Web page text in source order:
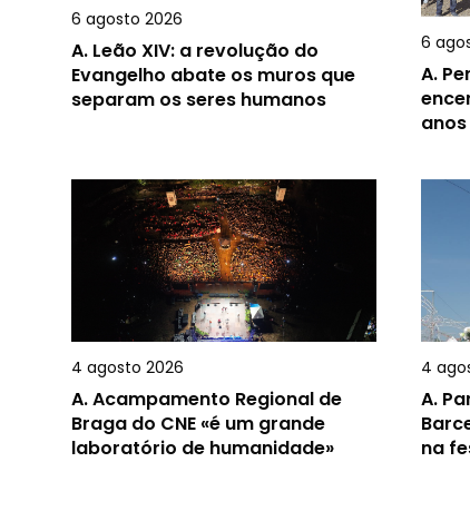
6 agosto 2026
A. Leão XIV: a revolução do
Evangelho abate os muros que
separam os seres humanos
6
A.
4 agosto 2026
A.Acampamento Regional de
Braga do CNE «é um grande
laboratório de humanidade»
4
A.
na